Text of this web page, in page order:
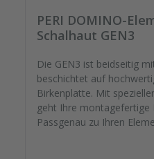
PERI DOMINO-
Schalhaut GEN3
Die GEN3 ist beidseitig
beschichtet auf
Birkenplatte. Mit
geht Ihre montagefertige
Passgenau zu Ihren